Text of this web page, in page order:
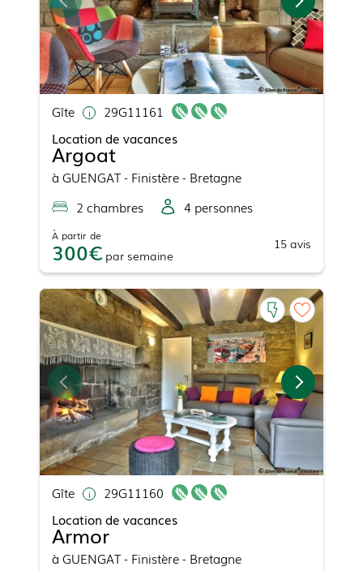
Gîte
29G11161
Location de vacances
Argoat
à GUENGAT- Finistère - Bretagne
2 chambres 4 personnes
À partir de
300 par semaine
15 avis
Gîte
29G11160
Location de vacances
Armor
à GUENGAT- Finistère - Bretagne